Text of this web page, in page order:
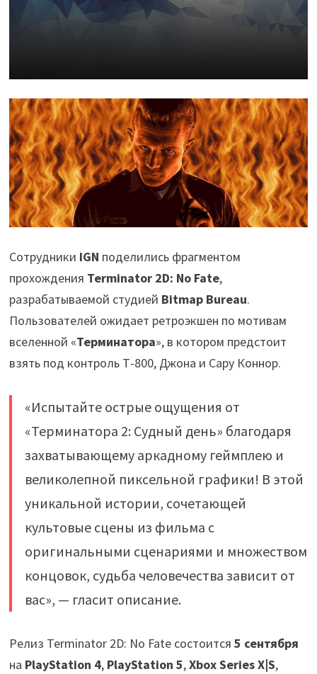
Сотрудники IGN поделились фрагментом
прохождения Terminator 2D: No Fate,
разрабатываемой студией Bitmap Bureau.
Пользователей ожидает ретроэкшен по мотивам
вселенной «Терминатора», в котором предстоит
взять под контроль Т-800, Джона и Сару Коннор.
«Испытайте острые ощущения от
«Терминатора 2: Судный день» благодаря
захватывающему аркадному геймплею и
великолепной пиксельной графики! В этой
уникальной истории, сочетающей
культовые сцены из фильма с
оригинальными сценариями и множеством
концовок, судьба человечества зависит от
вас», — гласит описание.
Релиз Terminator 2D: No Fate состоится 5 сентября
на PlayStation 4, PlayStation 5,Xbox Series X|S,